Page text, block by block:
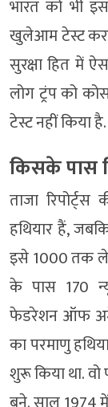
भारत को भी
खुलेआम टेस्ट
सुरक्षा हित में
लोग ट्रंप को
टेस्ट नहीं किया है.
किसके पास
ताजा
हथियार हैं,
इसे 1000 तक ले
के पास 170
फेडरेशन ऑफ
का परमाणु
शुरू किया था. वो